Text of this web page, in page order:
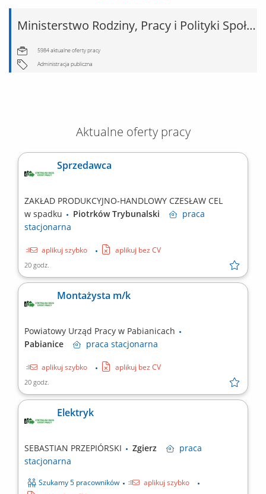
Ministerstwo Rodziny, Pracy i Polityki Społecznej
5984 aktualne oferty pracy
Administracja publiczna
Aktualne oferty pracy
Sprzedawca
ZAKŁAD PRODUKCYJNO-HANDLOWY CZESŁAW CEL
w spadku
Piotrków Trybunalski
praca
stacjonarna
aplikuj szybko aplikuj bez CV
20 godz.
Montażysta m/k
Powiatowy Urząd Pracy w Pabianicach
Pabianice
praca stacjonarna
aplikuj szybko aplikuj bez CV
20 godz.
Elektryk
SEBASTIAN PRZEPIÓRSKI Zgierz
praca
stacjonarna
Szukamy 5 pracowników
aplikuj szybko